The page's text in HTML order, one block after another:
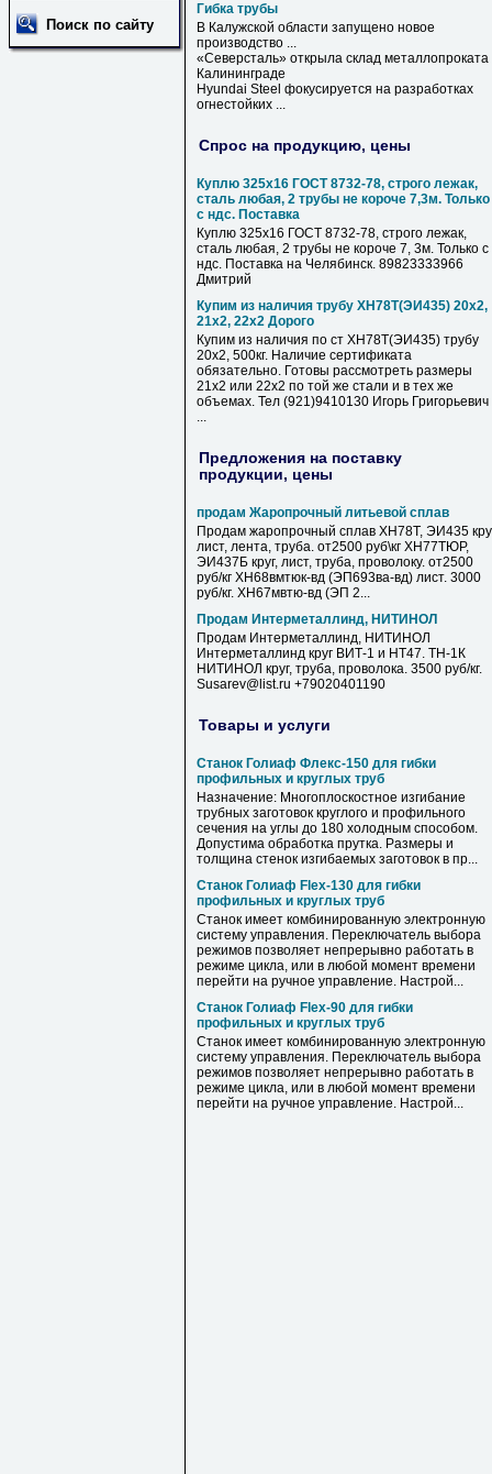
Поиск по сайту
Гибка трубы
В Калужской области запущено новое
производство ...
«Северсталь» открыла склад металлопроката
Калининграде
Hyundai Steel фокусируется на разработках
огнестойких ...
Спрос на продукцию, цены
Куплю 325х16 ГОСТ 8732-78, строго лежак,
сталь любая, 2 трубы не короче 7,3м. Только
с ндс. Поставка
Куплю 325х16 ГОСТ 8732-78, строго лежак,
сталь любая, 2 трубы не короче 7, 3м. Только с
ндс. Поставка на Челябинск. 89823333966
Дмитрий
Купим из наличия трубу ХН78Т(ЭИ435) 20х2,
21х2, 22х2 Дорого
Купим из наличия по ст ХН78Т(ЭИ435) трубу
20х2, 500кг. Наличие сертификата
обязательно. Готовы рассмотреть размеры
21х2 или 22х2 по той же стали и в тех же
объемах. Тел (921)9410130 Игорь Григорьевич
...
Предложения на поставку
продукции, цены
продам Жаропрочный литьевой сплав
Продам жаропрочный сплав ХН78Т, ЭИ435
лист, лента, труба. от2500 руб\кг ХН77ТЮР,
ЭИ437Б круг, лист, труба, проволоку. от2500
руб/кг ХН68вмтюк-вд (ЭП693ва-вд) лист. 3000
руб/кг. ХН67мвтю-вд (ЭП 2...
Продам Интерметаллинд, НИТИНОЛ
Продам Интерметаллинд, НИТИНОЛ
Интерметаллинд круг ВИТ-1 и НТ47. ТН-1К
НИТИНОЛ круг, труба, проволока. 3500 руб/кг.
Susarev@list.ru +79020401190
Товары и услуги
Станок Голиаф Флекс-150 для гибки
профильных и круглых труб
Назначение: Многоплоскостное изгибание
трубных заготовок круглого и профильного
сечения на углы до 180 холодным способом.
Допустима обработка прутка. Размеры и
толщина стенок изгибаемых заготовок в пр...
Станок Голиаф Flex-130 для гибки
профильных и круглых труб
Станок имеет комбинированную электронную
систему управления. Переключатель выбора
режимов позволяет непрерывно работать в
режиме цикла, или в любой момент времени
перейти на ручное управление. Настрой...
Станок Голиаф Flex-90 для гибки
профильных и круглых труб
Станок имеет комбинированную электронную
систему управления. Переключатель выбора
режимов позволяет непрерывно работать в
режиме цикла, или в любой момент времени
перейти на ручное управление. Настрой...